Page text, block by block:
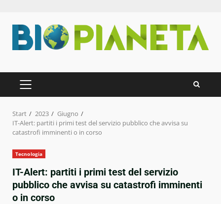
Inhalt
springen
PRIMÄRES
MENÜ
Start 2023
Giugno
IT-Alert: partiti i primi test del servizio pubblico che avvisa su
catastrofi imminenti o in corso
Tecnologia
IT-Alert: partiti i primi test del servizio
pubblico che avvisa su catastrofi imminenti
o in corso